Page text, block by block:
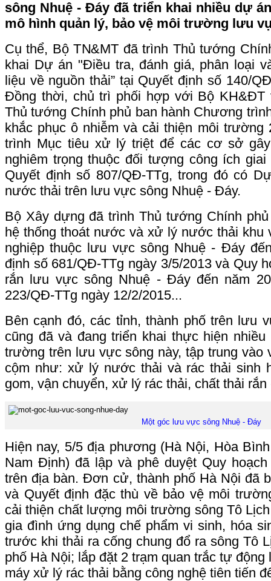
sông Nhuệ - Đáy đã triển khai nhiều dự
mô hình quản lý, bảo vệ môi trường lưu
Cụ thể, Bộ TN&MT đã trình Thủ tướng
khai Dự án "Điều tra, đánh giá, phân loại
liệu về nguồn thải” tại Quyết định số 140/
Đồng thời, chủ trì phối hợp với Bộ KH&ĐT
Thủ tướng Chính phủ ban hành Chương
khắc phục ô nhiễm và cải thiện môi trường
trình Mục tiêu xử lý triệt để các cơ sở
nghiêm trọng thuộc đối tượng công ích
Quyết định số 807/QĐ-TTg, trong đó có
nước thải trên lưu vực sông Nhuệ - Đáy.
Bộ Xây dựng đã trình Thủ tướng Chính
hệ thống thoát nước và xử lý nước thải khu
nghiệp thuộc lưu vực sông Nhuệ - Đáy
định số 681/QĐ-TTg ngày 3/5/2013 và Quy
rắn lưu vực sông Nhuệ - Đáy đến năm
223/QĐ-TTg ngày 12/2/2015...
Bên cạnh đó, các tỉnh, thành phố trên lưu
cũng đã và đang triển khai thực hiện
trường trên lưu vực sông này, tập trung vào
cộm như: xử lý nước thải và rác thải sinh
gom, vận chuyển, xử lý rác thải, chất thải rắn
Một góc lưu vực sông Nhuệ - Đáy
Hiện nay, 5/5 địa phương (Hà Nội, Hòa
Nam Định) đã lập và phê duyệt Quy
trên địa bàn. Đơn cử, thành phố Hà Nội đã
và Quyết định đặc thù về bảo vệ môi
cải thiện chất lượng môi trường sông Tô
gia đình ứng dụng chế phẩm vi sinh, hóa
trước khi thải ra cống chung đổ ra sông Tô
phố Hà Nội; lắp đặt 2 trạm quan trắc tự
máy xử lý rác thải bằng công nghệ tiên tiến